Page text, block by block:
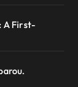
A First-